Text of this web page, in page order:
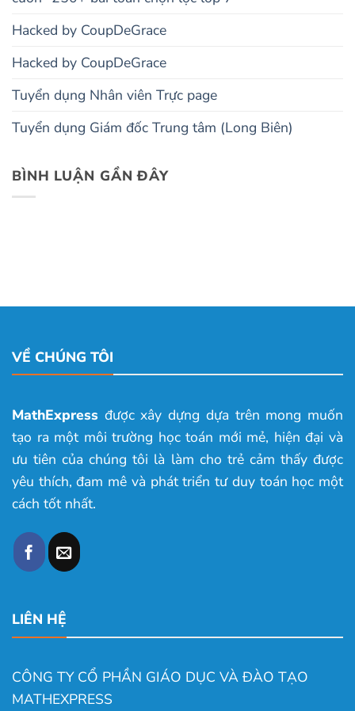
Hacked by CoupDeGrace
Hacked by CoupDeGrace
Tuyển dụng Nhân viên Trực page
Tuyển dụng Giám đốc Trung tâm (Long Biên)
BÌNH LUẬN GẦN ĐÂY
VỀ CHÚNG TÔI
MathExpress được xây dựng dựa trên mong muốn
tạo ra một môi trường học toán mới mẻ, hiện đại và
ưu tiên của chúng tôi là làm cho trẻ cảm thấy được
yêu thích, đam mê và phát triển tư duy toán học một
cách tốt nhất.
LIÊN HỆ
CÔNG TY CỔ PHẦN GIÁO DỤC VÀ ĐÀO TẠO
MATHEXPRESS